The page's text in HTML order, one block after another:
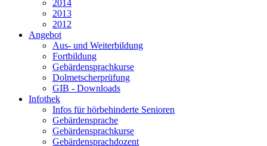
2014
2013
2012
Angebot
Aus- und Weiterbildung
Fortbildung
Gebärdensprachkurse
Dolmetscherprüfung
GIB - Downloads
Infothek
Infos für hörbehinderte Senioren
Gebärdensprache
Gebärdensprachkurse
Gebärdensprachdozent